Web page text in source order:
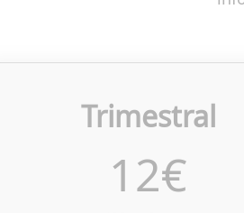
Trimestral
12€